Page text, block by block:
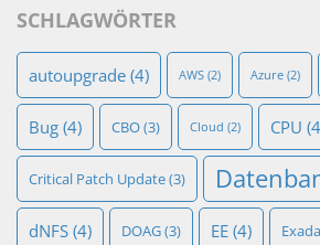
SCHLAGWÖRTER
autoupgrade (4) AWS (2) Azure (2)
Bug (4) CBO(3) Cloud (2) CPU
Critical Patch Update(3)
dNFS (4) DOAG(3) EE (4)